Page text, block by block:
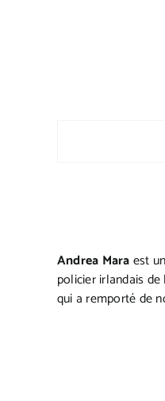
Andrea Maraest
policier irlandais
qui a remporté de